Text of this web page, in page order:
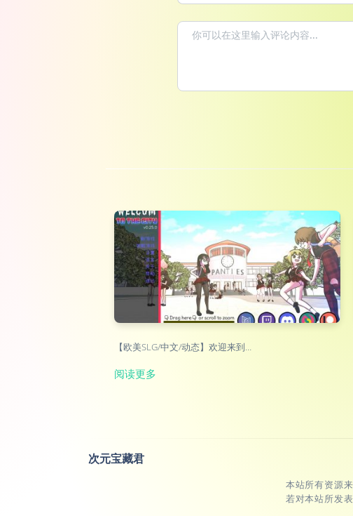
【欧美SLG/中文/动态】欢迎来到…
阅读更多
次元宝藏君
本站所有资源
若对本站所发